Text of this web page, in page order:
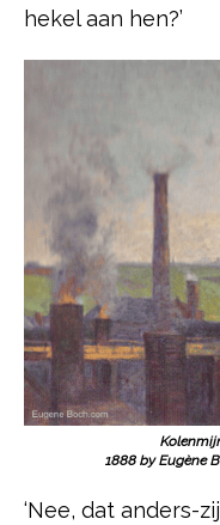
hekel aan hen?’
1888 by Eugène
‘Nee, dat anders-